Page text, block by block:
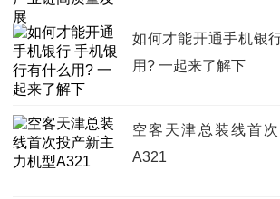
如何才能开通手机银
用? 一起来了解下
空客天津总装线首
A321